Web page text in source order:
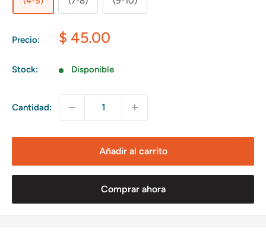
Precio:
Precio
venta
$ 45.00
Stock: Disponible
Cantidad:
Añadir al carrito
Comprar ahora